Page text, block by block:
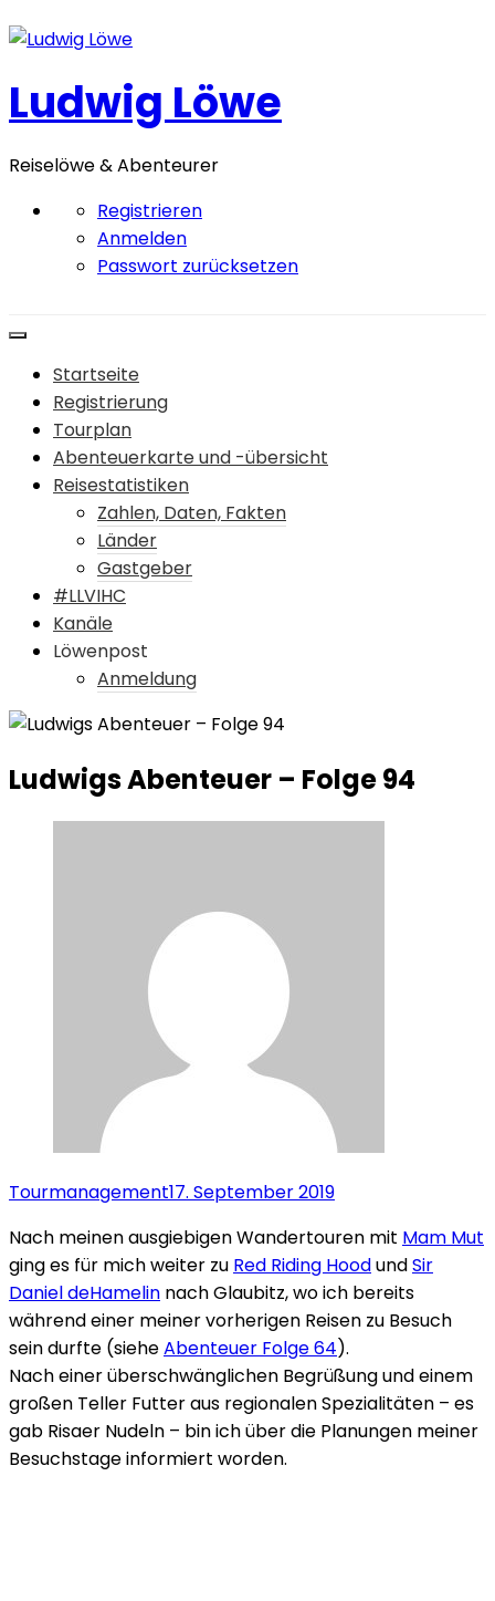
Zum
Inhalt
Ludwig Löwe
Reiselöwe & Abenteurer
Registrieren
Anmelden
Passwort zurücksetzen
Startseite
Registrierung
Tourplan
Abenteuerkarte und -übersicht
Reisestatistiken
Zahlen, Daten, Fakten
Länder
Gastgeber
#LLVIHC
Kanäle
Löwenpost
Anmeldung
Ludwigs Abenteuer – Folge 94
Tourmanagement17. September 2019
Nach meinen ausgiebigen Wandertouren mit Mam Mut
ging es für mich weiter zu Red Riding HoodundSir
Daniel deHamelin nach Glaubitz, wo ich bereits
während einer meiner vorherigen Reisen zu Besuch
sein durfte (sieheAbenteuer Folge 64).
Nach einer überschwänglichen Begrüßung und einem
großen Teller Futter aus regionalen Spezialitäten – es
gab Risaer Nudeln – bin ich über die Planungen meiner
Besuchstage informiert worden.